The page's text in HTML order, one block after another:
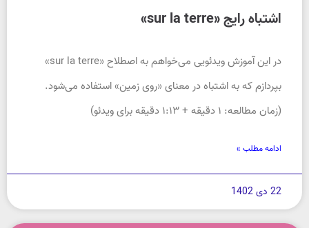
اشتباه رایج «sur la terre»
در این آموزش ویدئویی می‌خواهم به اصطلاح «sur la terre»
بپردازم که به اشتباه در معنای «روی زمین» استفاده می‌شود.
(زمان مطالعه: ۱ دقیقه + ۱:۱۳ دقیقه برای ویدئو)
ادامه مطلب »
22 دی 1402